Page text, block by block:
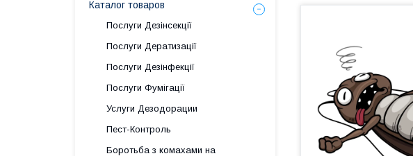
Каталог товаров
Послуги Дезінсекції
Послуги Дератизації
Послуги Дезінфекції
Послуги Фумігації
Услуги Дезодорации
Пест-Контроль
Боротьба з комахами на